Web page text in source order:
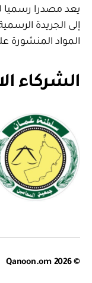
يعد مصدرا رسميا
إلى الجريدة
المواد المنشورة
الشركاء
© 2026
Qanoon.om